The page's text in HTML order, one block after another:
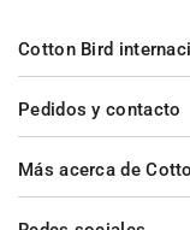
Pedidos y contacto
Más acerca de
Cotton Bird